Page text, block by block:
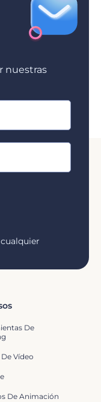
nuestras
De
Vídeo
De Animación